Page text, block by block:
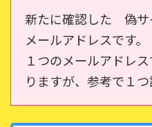
新たに確認した 偽サ
メールアドレスです。
１つのメールアドレ
りますが、参考で１つ